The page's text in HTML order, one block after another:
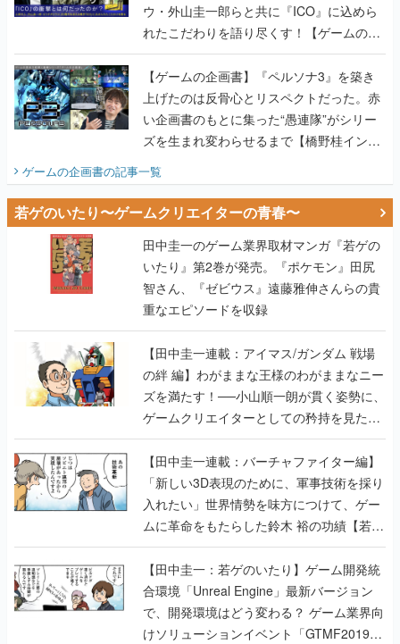
ウ・外山圭一郎らと共に『ICO』に込めら
れたこだわりを語り尽くす！【ゲームの企
画書】
【ゲームの企画書】『ペルソナ3』を築き
上げたのは反骨心とリスペクトだった。赤
い企画書のもとに集った“愚連隊”がシリー
ズを生まれ変わらせるまで【橋野桂インタ
ゲームの企画書の記事一覧
若ゲのいたり〜ゲームクリエイターの青春〜
田中圭一のゲーム業界取材マンガ『若ゲの
いたり』第2巻が発売。『ポケモン』田尻
智さん、『ゼビウス』遠藤雅伸さんらの貴
重なエピソードを収録
【田中圭一連載：アイマス/ガンダム 戦場
の絆 編】わがままな王様のわがままなニー
ズを満たす！──小山順一朗が貫く姿勢に、
ゲームクリエイターとしての矜持を見た
【若ゲのいたり最終回】
【田中圭一連載：バーチャファイター編】
「新しい3D表現のために、軍事技術を採り
入れたい」世界情勢を味方につけて、ゲー
ムに革命をもたらした鈴木 裕の功績【若ゲ
のいたり】
【田中圭一：若ゲのいたり】ゲーム開発統
合環境「Unreal Engine」最新バージョン
で、開発環境はどう変わる？ ゲーム業界向
けソリューションイベント「GTMF2019」